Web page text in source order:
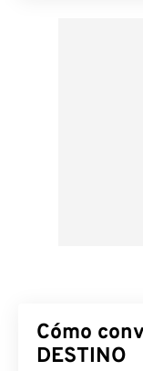
Cómo
DESTINO